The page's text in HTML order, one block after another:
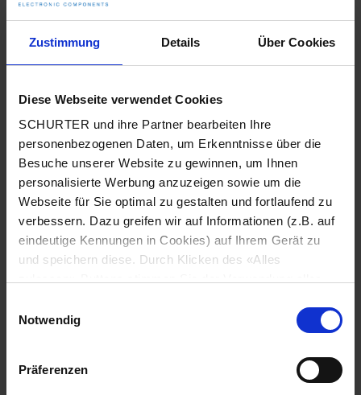
Zustimmung Details Über Cookies
Diese Webseite verwendet Cookies
SCHURTER und ihre Partner bearbeiten Ihre
personenbezogenen Daten, um Erkenntnisse über die
Besuche unserer Website zu gewinnen, um Ihnen
personalisierte Werbung anzuzeigen sowie um die
Webseite für Sie optimal zu gestalten und fortlaufend zu
verbessern. Dazu greifen wir auf Informationen (z.B. auf
eindeutige Kennungen in Cookies) auf Ihrem Gerät zu
und speichern diese. Durch Klicken des «Alles
zu. Sie können Ihre Einstellungen jederzeit ändern, indem
Sie auf «Cookie-Einstellungen verwalten» am Seitenende
klicken. Ihre Einstellungen werden unseren Partnern
gemeldet und haben keinen Einfluss auf die
Notwendig
Präferenzen
Stadt*
Land*
Telefonnummer*